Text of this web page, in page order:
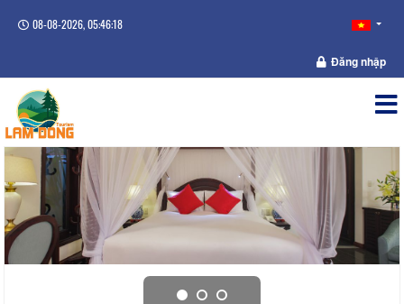
08-08-2026, 05:46:18
Đăng nhập